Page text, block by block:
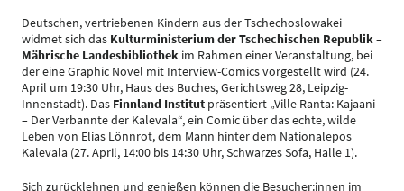
Deutschen, vertriebenen Kindern aus der Tschechoslowakei
widmet sich das Kulturministerium der Tschechischen Republik –
Mährische Landesbibliothek im Rahmen einer Veranstaltung, bei
der eine Graphic Novel mit Interview-Comics vorgestellt wird (24.
April um 19:30 Uhr, Haus des Buches, Gerichtsweg 28, Leipzig-
Innenstadt). Das Finnland Institut präsentiert „Ville Ranta: Kajaani
– Der Verbannte der Kalevala“, ein Comic über das echte, wilde
Leben von Elias Lönnrot, dem Mann hinter dem Nationalepos
Kalevala (27. April, 14:00 bis 14:30 Uhr, Schwarzes Sofa, Halle 1).
Sich zurücklehnen und genießen können die Besucher:innen im